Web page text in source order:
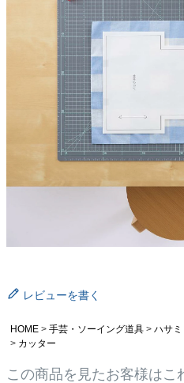
レビューを書く
HOME 手芸・ソーイング道具
ハサ
カッター
この商品を見たお客様はこ